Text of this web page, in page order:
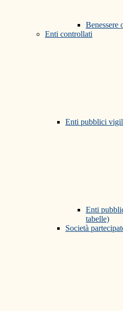
Benessere
Enti controllati
Enti pubblici
Enti
tabelle)
Società